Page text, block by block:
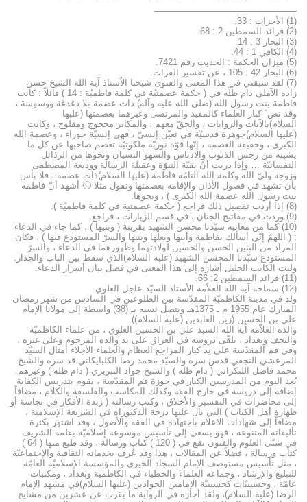
————————————————
(1) الأحزاب : 33.
(2) فرائد السمطين 2 : 68.
(3) البحار 3 : 14.
(4) الكافي 1 : 44.
(5) ميزان الحكمة : الحديث رقم 7421.
(6) البحار 42 : 105 ، عن تفسير الفرات.
(7) لقد سبقني في هذا المعنى والفتوى شيخنا الاُستاذ آية الله الشيخ حسن
زاده الآملي دام ظلّه في ( حكمة عصمتيّة في كلمة فاطميّة : 14 ) قائلاً : كانت
فاطمة بنت رسول الله (صلى الله عليه وآله) ذات عصمة بلا دغدغة ووسوسة ،
وقد نص ّ كبار العلماء كالمفيد والمرتضى وغيرهما بعصمتها (عليها
السلام)بالآيات والروايات ، والحقّ معهم ، والمكابر محجوج ومفلوج ، وكانت
(عليها السلام)جوهرة قدسيّة في تعيّن إنسيّ ، فهي إنسيّة حوراء ، وعصمة الله
الكبرى ، وحقيقة العصمة ، إنّها قوّة نوريّة ملكوتيّة تعصم صاحبها عن كل ما
يشينه من رجس الذنوب والادناس والسهو النسيان ونحوها من الرذائل
النفسانيّة … وإذا دريت أنّ بقيّة النبوّة وعقيلة الرسالة ووديعة المصطفى
وزوجة وليّ الله وكلمة الله التامّة فاطمة (عليها السلام)ذات عصمة ، فلا بأس
بأن تشهد في فصول الأذان والإقامة بعصمتها وتقول مثلا 🙁 أشهد أنّ فاطمة
بنت رسول الله عصمة الله الكبرى ) ، ونحوها.
(8) إذا أردت تفصيل ذلك فراجع ( حكمة عصمتية في كلمة فاطميّة ).
(9) وردت في مفاتيح الجنان ، في قسم الزيارات ، فراجع.
(10) كما من معانيه سيّدنا محسن الشهيد بقرينة ( وبنيها ) ، كما جاء في الدعاء
: ( اللهمّ إنّي أسألك بفاطمة وأبيها وبعلها وبنيها والسرّ المستودع فيها ) ، فكان
المراد من البنين الحسن والحسين لولادتهما وظهورهما في الدعاء ، والسرّ
المستودع سيّدنا المحسن الشهيد (عليه السلام)الذي سقط بين الباب والجدار.
وليت الكاتب الجليل أشاره إلى هذا المعنى في فصل بيان أسرار الدعاء.
(11) فرائد السمطين 2: 66.
(12) سماحة آية الله العلاّمة الأستاذ السيّد عاجل العلوي.
ولد في مدينة الكاظميّة المقدّسة بين الطلوعين في السادس من شهر رمضان
المبارك عام 1955 م ـ 1375هـ ويتصل نسبه بـ (38) واسطة إلى مولانا الإمام
علي بن الحسين (زين العابدين (عليه السلام)).
والده العلاّمة آية الله السيد علي بن الحسين العلوي ، من علماء الكاظميّة
والنجف وبغداد ، تلقّى دروسه في العراق على يد والده المرحوم وعلى غيره ،
وفي قم المقدّسة على يد كبار المراجع العظام والعلماء الأجلاء أمثال السيّد
المرعشي النجفي قدس سره والسيّد محمد رضا الكلبايكاني قد سره والشيخ
محمد فاضل اللنكراني ( دام ظله ) والشيخ جواد التبريزي ( دام ظله ) وغيرهم.
يُعد اليوم من المدرسين الكبار في حوزة قم المقدّسة ، يقوم بتدريس الكفاية
إضافة إلى دروسه في خارج الفقه وكذلك المكاسب والفلسفة والكلام ، مضافاً
إلى محاضرات في التفسير والأخلاق ، وكتب رسالته ( زبدة الأفكار في نجاسة أو
طهارة أهل الكتاب ) التي نال عليها درجة الدكتوراه في الشريعة الإسلامية ،
مضافاً إلى شهادات الاعلام باجتهاده في الفقه والأصول ، وقد اشتهر بكثرة
تأليفاته المتنوعة ، فهو يسعى إلى تأسيس موسوعة إسلاميّة بقلمه الشريف
في شتّى العلوم والفنون تقع في ( 120 ) كتاب ورسالة ، وقد طبع منها ( 64 )
كتاب ورسالة ، فضلاً عن المقالات ، هذا وقد عُرف بخدماته الثقافية والإجتماعيّة
، مثل تأسيس مستوصف الإمام السجاد الخيري والمؤسسة الإسلاميّة العامّة
للتبليغ والإرشاد ، وجماعه العلماء والخطباء في الكاظمية وبغداد ، ومكتبات
عامّة ، وحسينيّات كحسينيّة الإمامين الجوادين (عليها السلام)في مشهد الإمام
الرضا (عليه السلام)، ولقد أجازه في الرواية ما يقرب عن عشرين من مشايخ